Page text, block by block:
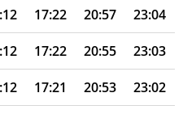
17:22 20:57 23:04
17:22 20:55 23:03
17:21 20:53 23:02